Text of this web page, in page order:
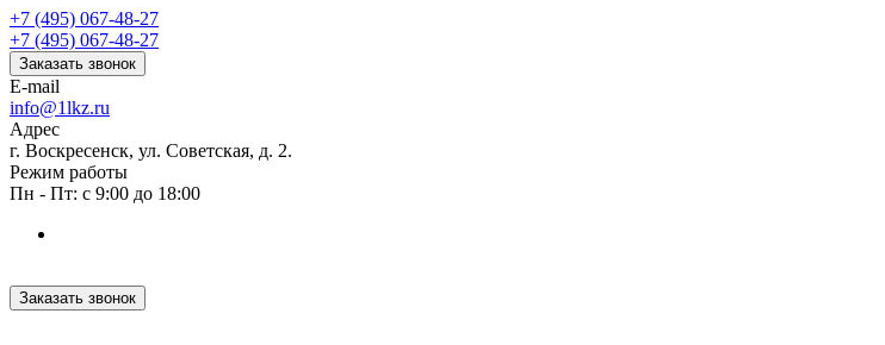
+7 (495) 067-48-27
+7 (495) 067-48-27
Заказать звонок
E-mail
info@1lkz.ru
Адрес
г. Воскресенск, ул. Советская, д. 2.
Режим работы
Пн - Пт: с 9:00 до 18:00
Заказать звонок